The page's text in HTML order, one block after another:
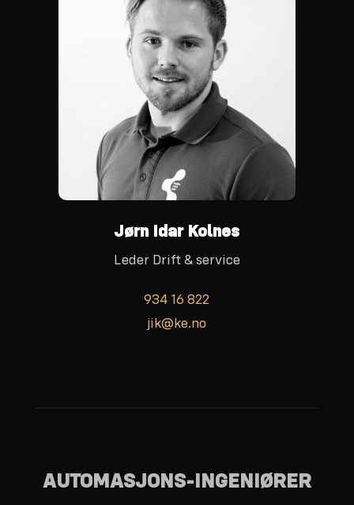
Jørn Idar Kolnes
Leder Drift & service
934 16 822
jik@ke.no
AUTOMASJONS-INGENIØRER